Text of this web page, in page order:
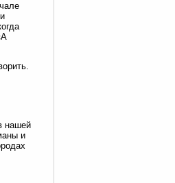
нашей
и